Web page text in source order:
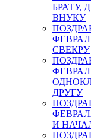
БРАТУ,
ВНУКУ
СВЕКРУ
ДРУГУ
И